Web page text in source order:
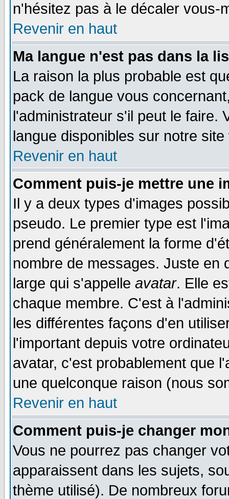
n'hésitez pas à le décaler vous-
Revenir en haut
Ma langue n'est pas dans la
La raison la plus probable est
pack de langue vous
l'administrateur s'il peut le faire.
langue disponibles sur notre site
Revenir en haut
Comment puis-je mettre une
Il y a deux types d'images
pseudo. Le premier type est
prend généralement la forme
nombre de messages. Juste en
large qui s'appelle avatar. Elle
chaque membre. C'est à
les différentes façons d'en
l'important depuis votre
avatar, c'est probablement que
une quelconque raison (nous
Revenir en haut
Comment puis-je changer
Vous ne pourrez pas changer
apparaissent dans les sujets,
thème utilisé). De nombreux